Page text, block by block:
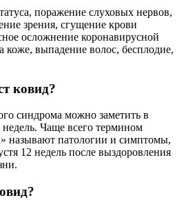
поражение слуховых нервов,
зрения, сгущение крови
осложнение коронавирусной
выпадение волос, бесплодие,
ковид?
синдрома можно заметить в
Чаще всего термином
называют патологии и симптомы,
12 недель после выздоровления